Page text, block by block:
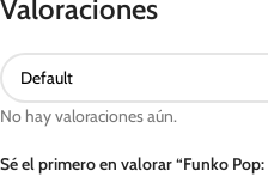
Valoraciones
No hay valoraciones aún.
Sé el primero en valorar “Funko